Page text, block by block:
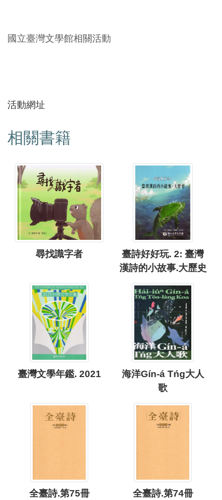
國立臺灣文學館相關活動
活動網址
相關書籍
尋找識字者
臺詩好好玩. 2: 臺灣
漢詩的小故事.大歷史
臺灣文學年鑑. 2021
海洋Gín-á Tńg大人
歌
全臺詩.第75冊 全臺詩.第74冊